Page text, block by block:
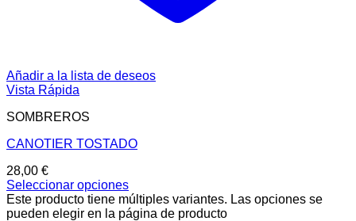
Añadir a la lista de deseos
Vista Rápida
SOMBREROS
CANOTIER TOSTADO
28,00 €
Seleccionar opciones
Este producto tiene múltiples variantes. Las opciones se
pueden elegir en la página de producto